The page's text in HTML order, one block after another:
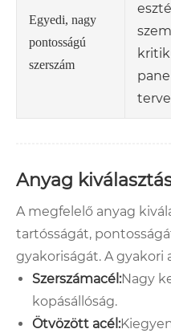
Egyedi, nagy
pontosságú
szerszám
Anyag
A megfelelő anyag
tartósságát,
gyakoriságát. A gyakori
Szerszámacél:Nagy
kopásállóság.
Ötvözött acél: